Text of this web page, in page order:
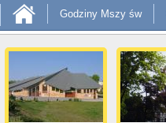
Godziny Mszy św